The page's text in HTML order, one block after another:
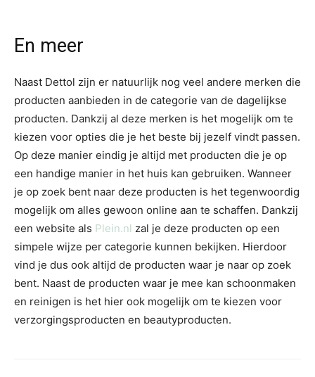
En meer
Naast Dettol zijn er natuurlijk nog veel andere merken die
producten aanbieden in de categorie van de dagelijkse
producten. Dankzij al deze merken is het mogelijk om te
kiezen voor opties die je het beste bij jezelf vindt passen.
Op deze manier eindig je altijd met producten die je op
een handige manier in het huis kan gebruiken. Wanneer
je op zoek bent naar deze producten is het tegenwoordig
mogelijk om alles gewoon online aan te schaffen. Dankzij
een website als Plein.nl zal je deze producten op een
simpele wijze per categorie kunnen bekijken. Hierdoor
vind je dus ook altijd de producten waar je naar op zoek
bent. Naast de producten waar je mee kan schoonmaken
en reinigen is het hier ook mogelijk om te kiezen voor
verzorgingsproducten en beautyproducten.